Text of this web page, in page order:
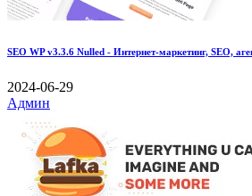
SEO WP v3.3.6 Nulled - Интернет-маркетинг, SEO,
2024-06-29
Админ